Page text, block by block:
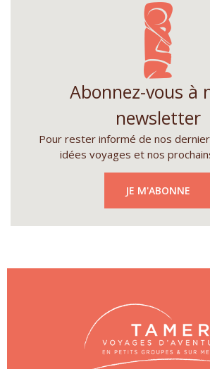
Abonnez-vous à
newsletter
Pour rester informé de nos
idées voyages et nos
JE M'ABONNE